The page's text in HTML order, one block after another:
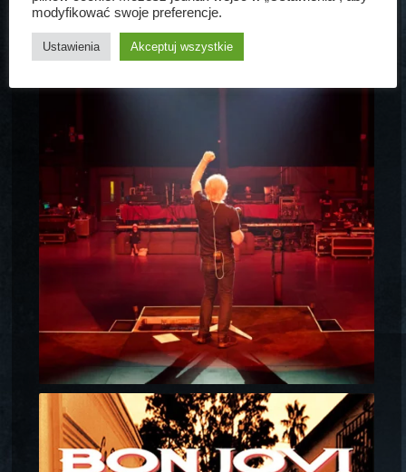
modyfikować swoje preferencje.
Ustawienia Akceptuj wszystkie